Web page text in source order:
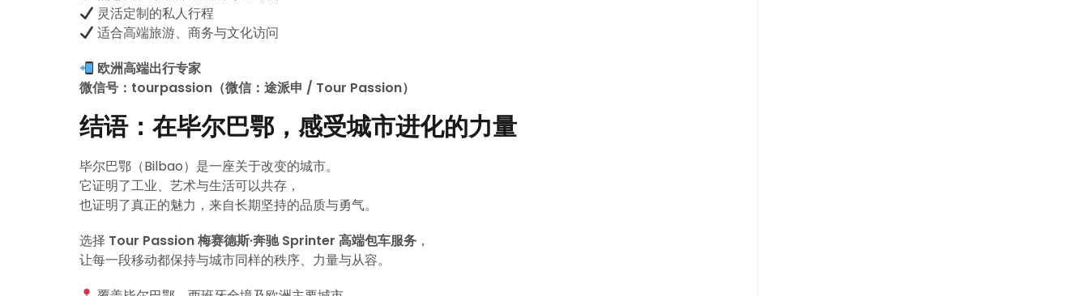
灵活定制的私人行程
适合高端旅游、商务与文化访问
欧洲高端出行专家
微信号：tourpassion（微信：途派申 / Tour Passion）
结语：在毕尔巴鄂，感受城市进化的力量
毕尔巴鄂（Bilbao）是一座关于改变的城市。
它证明了工业、艺术与生活可以共存，
也证明了真正的魅力，来自长期坚持的品质与勇气。
选择 Tour Passion 梅赛德斯·奔驰 Sprinter 高端包车服务 ，
让每一段移动都保持与城市同样的秩序、力量与从容。